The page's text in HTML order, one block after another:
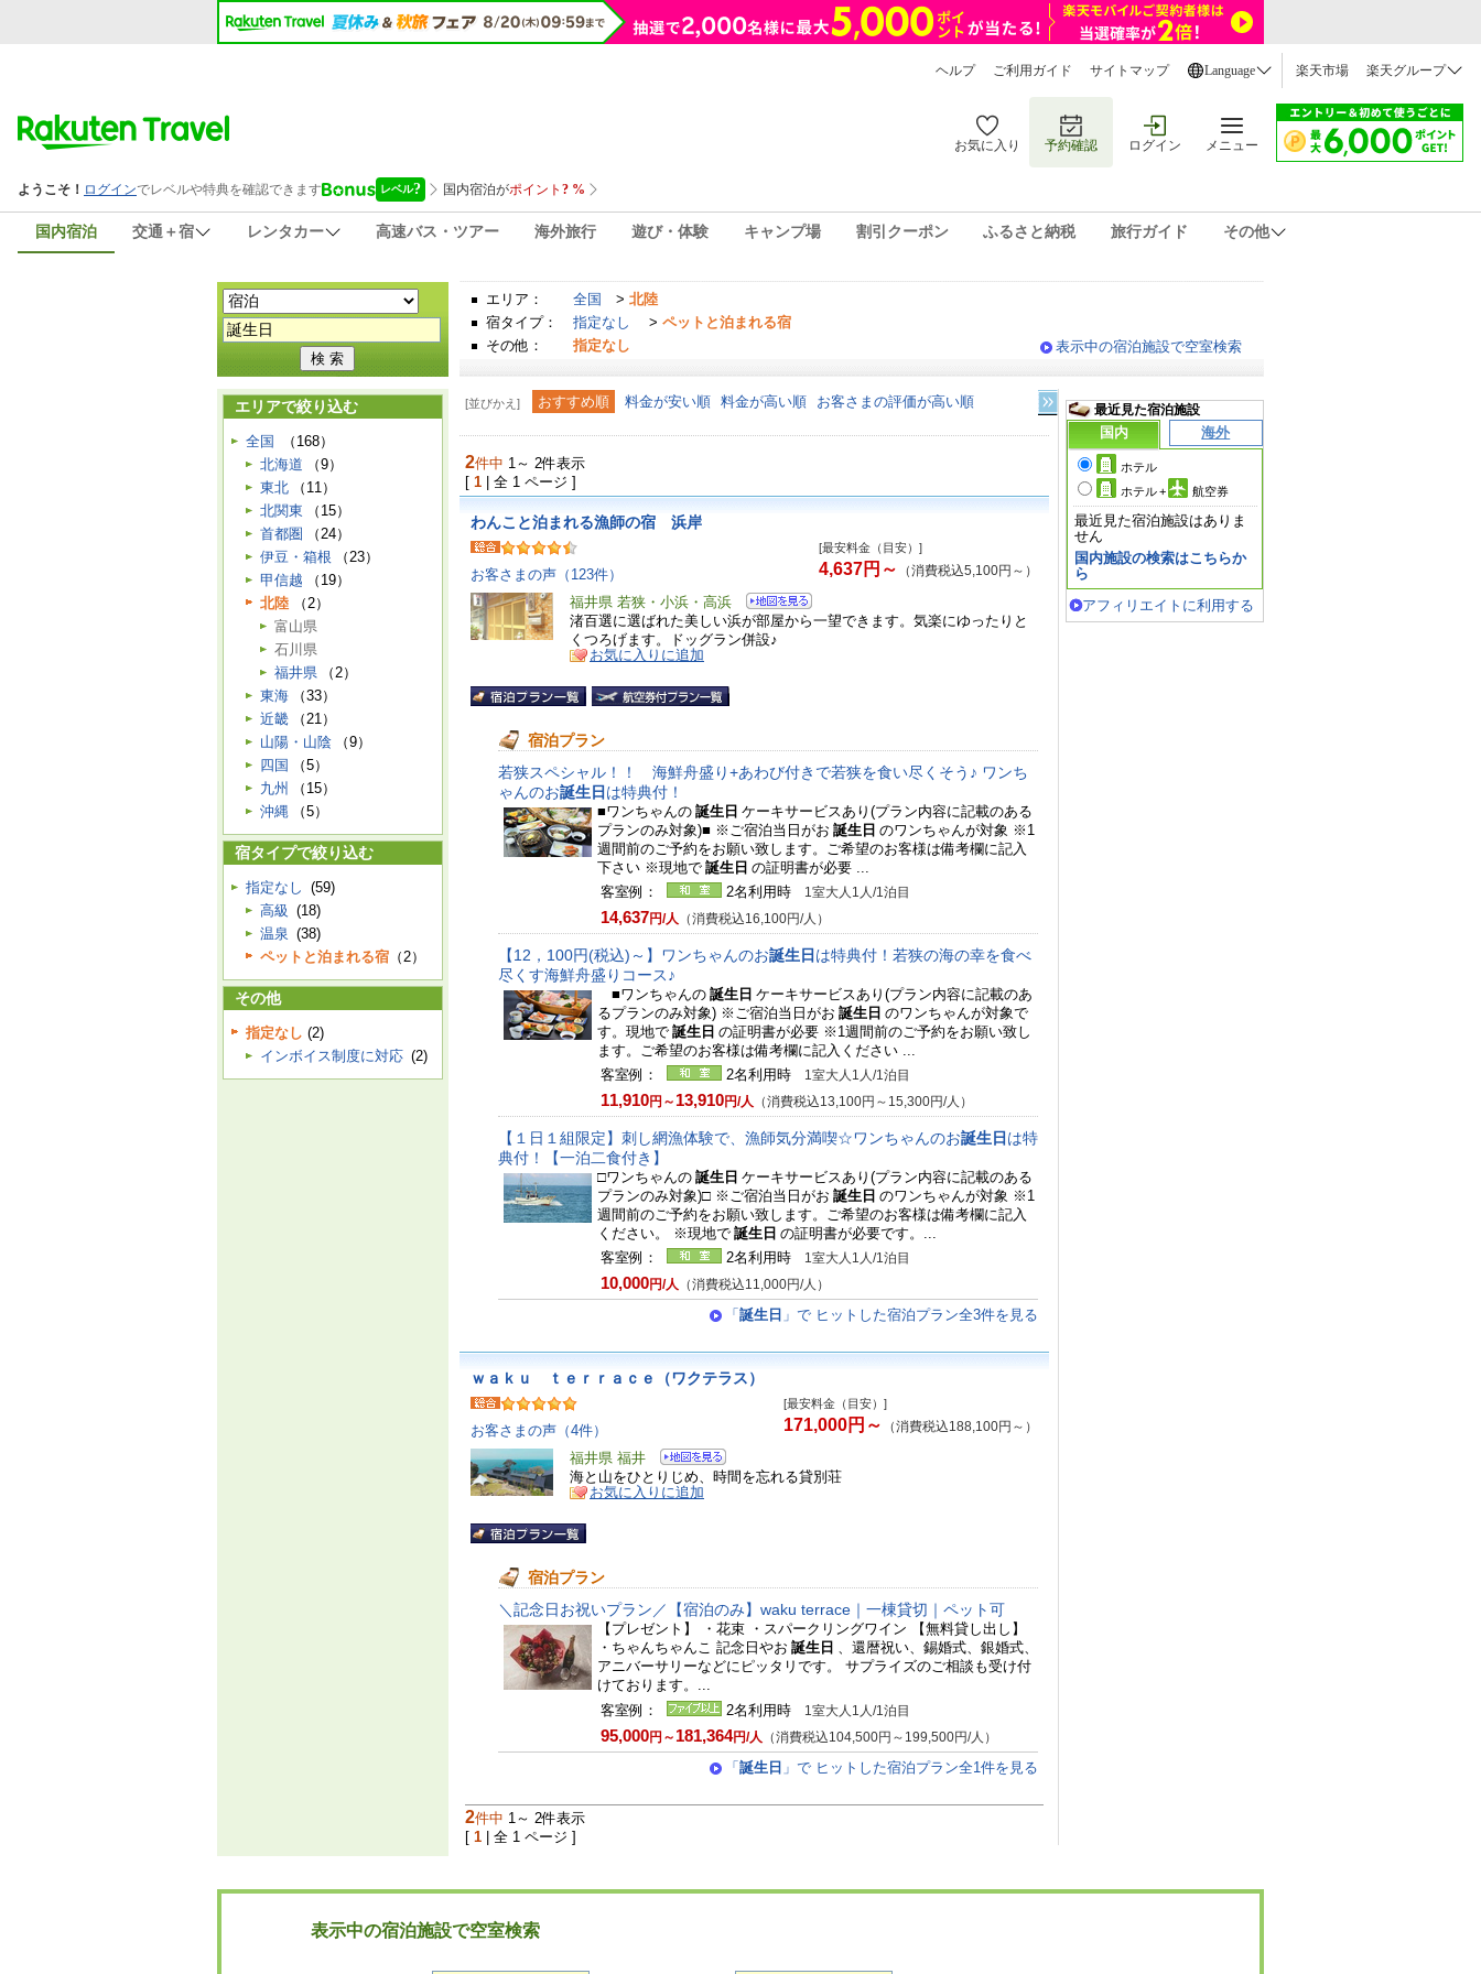
ヘルプ ご利用ガイド サイトマップ Language 楽天市場 楽天グループ
お気に入り 予約確認 ログイン メニュー
国内宿泊 交通＋宿 レンタカー 高速バス・ツアー 海外旅行 遊び・体験 キャンプ場 割引クーポン ふるさと納税 旅行ガイド その他
エリア： 全国 > 北陸
宿タイプ：
指定なし > ペットと泊まれる宿
その他：
指定なし 表示中の宿泊施設で空室検索
エリアで絞り込む
全国
（168）
北海道
（9）
東北
（11）
北関東
（15）
首都圏
（24）
伊豆・箱根
（23）
甲信越
（19）
北陸 （2）
富山県
石川県
福井県
（2）
東海
（33）
近畿
（21）
山陽・山陰
（9）
四国
（5）
九州
（15）
沖縄
（5）
宿タイプで絞り込む
指定なし (59)
高級 (18)
温泉 (38)
ペットと泊まれる宿 （2）
その他
指定なし (2)
インボイス制度に対応 (2)
[並びかえ] おすすめ順 料金が安い順 料金が高い順 お客さまの評価が高い順
2件中 1～ 2件表示
[ 1 | 全 1 ページ ]
わんこと泊まれる漁師の宿 浜岸
お客さまの声（123件）
[最安料金（目安）]
4,637円～ （消費税込5,100円～）
福井県 若狭・小浜・高浜
渚百選に選ばれた美しい浜が部屋から一望できます。気楽にゆったりと
くつろげます。ドッグラン併設♪
お気に入りに追加
宿泊プラン
若狭スペシャル！！ 海鮮舟盛り+あわび付きで若狭を食い尽くそう♪ ワンち
ゃんのお誕生日 は特典付！
■ワンちゃんの 誕生日 ケーキサービスあり(プラン内容に記載のある
プランのみ対象)■ ※ご宿泊当日がお 誕生日 のワンちゃんが対象 ※1
週間前のご予約をお願い致します。ご希望のお客様は備考欄に記入
下さい ※現地で 誕生日 の証明書が必要 ...
客室例：
2名利用時 1室大人1人/1泊目
14,637円/人 （消費税込16,100円/人）
【12，100円(税込)～】ワンちゃんのお誕生日 は特典付！若狭の海の幸を食べ
尽くす海鮮舟盛りコース♪
■ワンちゃんの 誕生日 ケーキサービスあり(プラン内容に記載のあ
るプランのみ対象) ※ご宿泊当日がお 誕生日 のワンちゃんが対象で
す。現地で 誕生日 の証明書が必要 ※1週間前のご予約をお願い致し
ます。ご希望のお客様は備考欄に記入ください ...
客室例：
2名利用時 1室大人1人/1泊目
11,910円～ 13,910円/人 （消費税込13,100円～15,300円/人）
【１日１組限定】刺し網漁体験で、漁師気分満喫☆ワンちゃんのお誕生日 は特
典付！【一泊二食付き】
□ワンちゃんの 誕生日 ケーキサービスあり(プラン内容に記載のある
プランのみ対象)□ ※ご宿泊当日がお 誕生日 のワンちゃんが対象 ※1
週間前のご予約をお願い致します。ご希望のお客様は備考欄に記入
ください。 ※現地で 誕生日 の証明書が必要です。...
客室例：
2名利用時 1室大人1人/1泊目
10,000円/人 （消費税込11,000円/人）
「 誕生日 」で ヒットした宿泊プラン全3件を見る
ｗａｋｕ ｔｅｒｒａｃｅ（ワクテラス）
お客さまの声（4件）
[最安料金（目安）]
171,000円～ （消費税込188,100円～）
福井県 福井
海と山をひとりじめ、時間を忘れる貸別荘
お気に入りに追加
宿泊プラン
＼記念日お祝いプラン／【宿泊のみ】waku terrace｜一棟貸切｜ペット可
【プレゼント】 ・花束 ・スパークリングワイン 【無料貸し出し】
・ちゃんちゃんこ 記念日やお 誕生日 、還暦祝い、錫婚式、銀婚式、
アニバーサリーなどにピッタリです。 サプライズのご相談も受け付
けております。...
客室例：
2名利用時 1室大人1人/1泊目
95,000円～ 181,364円/人 （消費税込104,500円～199,500円/人）
「 誕生日 」で ヒットした宿泊プラン全1件を見る
2件中 1～ 2件表示
[ 1 | 全 1 ページ ]
最近見た宿泊施設
国内
海外
ホテル
ホテル+ 航空券
最近見た宿泊施設はありま
せん
国内施設の検索はこちらか
ら
アフィリエイトに利用する
表示中の宿泊施設で空室検索